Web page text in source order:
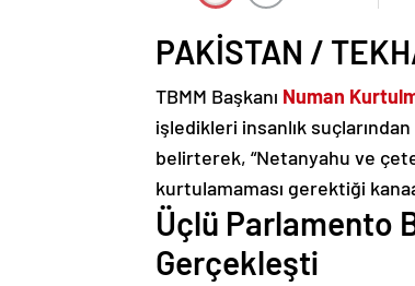
PAKİSTAN /
TBMM Başkanı Numan
işledikleri insanlık
belirterek, “Netanyahu ve
kurtulamaması gerektiği
Üçlü Parlamento
Gerçekleşti